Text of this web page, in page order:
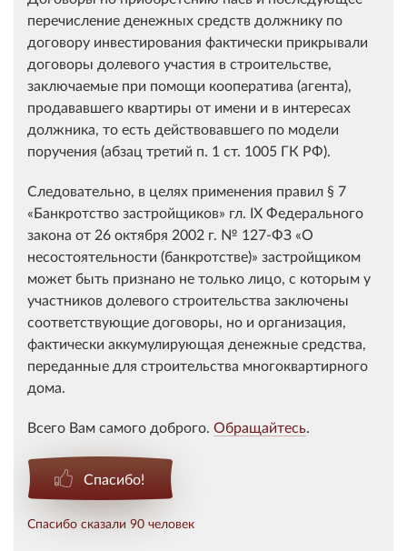
перечисление денежных средств должнику по
договору инвестирования фактически прикрывали
договоры долевого участия в строительстве,
заключаемые при помощи кооператива (агента),
продававшего квартиры от имени и в интересах
должника, то есть действовавшего по модели
поручения (абзац третий п. 1 ст. 1005 ГК РФ).
Следовательно, в целях применения правил § 7
«Банкротство застройщиков» гл. IX Федерального
закона от 26 октября 2002 г. № 127-ФЗ «О
несостоятельности (банкротстве)» застройщиком
может быть признано не только лицо, с которым у
участников долевого строительства заключены
соответствующие договоры, но и организация,
фактически аккумулирующая денежные средства,
переданные для строительства многоквартирного
дома.
Всего Вам самого доброго. Обращайтесь.
Спасибо!
Спасибо сказали 90 человек